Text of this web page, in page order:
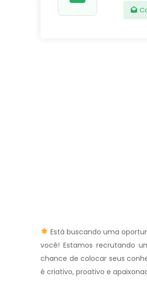
Está buscando uma
você! Estamos recrutando
chance de colocar seus
é criativo, proativo e